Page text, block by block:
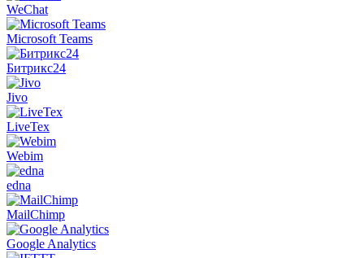
WeChat
Microsoft Teams
Битрикс24
Jivo
LiveTex
Webim
edna
MailChimp
Google Analytics